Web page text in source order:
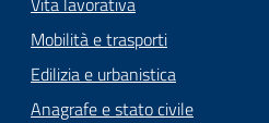
Mobilità e trasporti
Edilizia e urbanistica
Anagrafe e stato civile